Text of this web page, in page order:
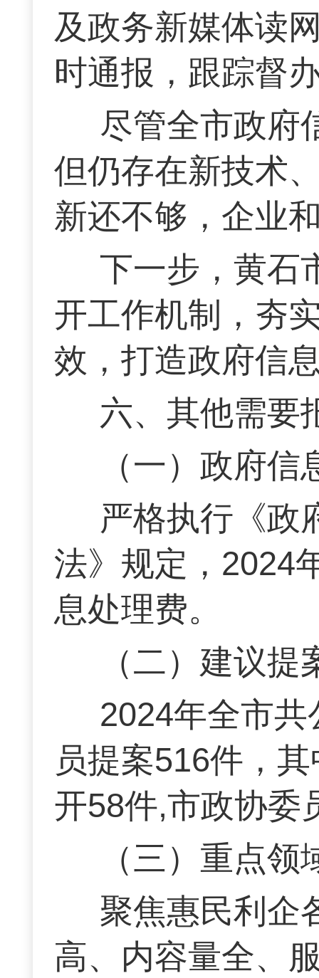
及政务新媒体读
时通报，跟踪督
尽管全市政府
但仍存在新技术
新还不够，企业
下一步，黄石
开工作机制，夯
效，打造政府信
六、其他需要
（一）政府
严格执行《政
法》规定，2024
息处理费。
（二）建议
2024年全市
员提案516件，
开58件,市政协委
（三）重点
聚焦惠民利企
高、内容量全、